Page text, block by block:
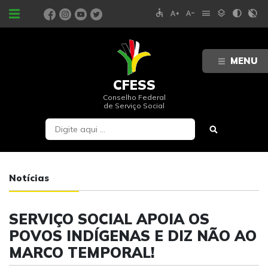
MENU
PORTAIS accessible text_increase text_decrease menu layers contrast contrast_rtl_off
CFESS
Conselho Federal
de Serviço Social
Notícias
SERVIÇO SOCIAL APOIA OS
POVOS INDÍGENAS E DIZ NÃO AO
MARCO TEMPORAL!